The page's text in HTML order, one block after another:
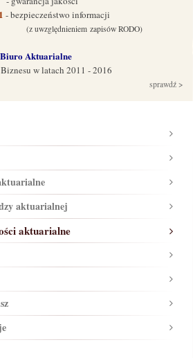
- bezpieczeństwo informacji
(z uwzględnieniem zapisów RODO)
Aktuarialne
u w latach 2011 - 2016
sprawdź >
aktuarialnej
aktuarialne